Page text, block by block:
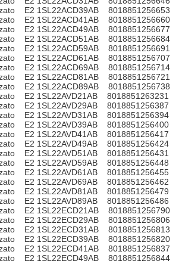
E2 1SL22ACD39AB 8018851256653
E2 1SL22ACD41AB 8018851256660
E2 1SL22ACD49AB 8018851256677
E2 1SL22ACD51AB 8018851256684
E2 1SL22ACD59AB 8018851256691
E2 1SL22ACD61AB 8018851256707
E2 1SL22ACD69AB 8018851256714
E2 1SL22ACD81AB 8018851256721
E2 1SL22ACD89AB 8018851256738
E2 1SL22AVD21AB 8018851263231
E2 1SL22AVD29AB 8018851256387
E2 1SL22AVD31AB 8018851256394
E2 1SL22AVD39AB 8018851256400
E2 1SL22AVD41AB 8018851256417
E2 1SL22AVD49AB 8018851256424
E2 1SL22AVD51AB 8018851256431
E2 1SL22AVD59AB 8018851256448
E2 1SL22AVD61AB 8018851256455
E2 1SL22AVD69AB 8018851256462
E2 1SL22AVD81AB 8018851256479
E2 1SL22AVD89AB 8018851256486
E2 1SL22ECD21AB 8018851256790
E2 1SL22ECD29AB 8018851256806
E2 1SL22ECD31AB 8018851256813
E2 1SL22ECD39AB 8018851256820
E2 1SL22ECD41AB 8018851256837
E2 1SL22ECD49AB 8018851256844